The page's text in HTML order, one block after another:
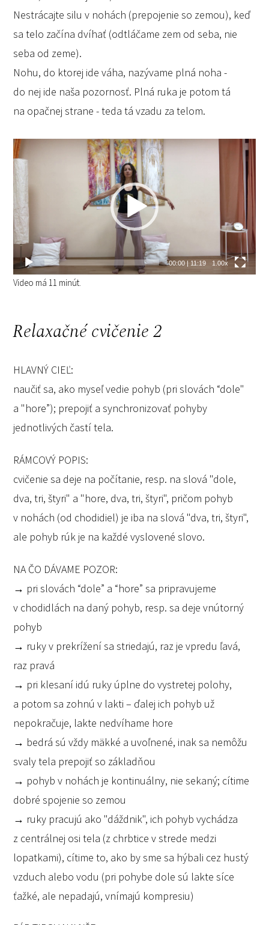
Nestrácajte silu v nohách (prepojenie so zemou), keď
sa telo začína dvíhať (odtláčame zem od seba, nie
seba od zeme).
Nohu, do ktorej ide váha, nazývame plná noha -
do nej ide naša pozornosť. Plná ruka je potom tá
na opačnej strane - teda tá vzadu za telom.
Video
prehrávač
00:00| 11:19 1.00x
Video má 11 minút.
Relaxačné cvičenie 2
HLAVNÝ CIEĽ:
naučiť sa, ako myseľ vedie pohyb (pri slovách “dole"
a "hore”); prepojiť a synchronizovať pohyby
jednotlivých častí tela.
RÁMCOVÝ POPIS:
cvičenie sa deje na počítanie, resp. na slová "dole,
dva, tri, štyri" a "hore, dva, tri, štyri", pričom pohyb
v nohách (od chodidiel) je iba na slová "dva, tri, štyri",
ale pohyb rúk je na každé vyslovené slovo.
NA ČO DÁVAME POZOR:
→ pri slovách “dole” a “hore” sa pripravujeme
v chodidlách na daný pohyb, resp. sa deje vnútorný
pohyb
→ ruky v prekrížení sa striedajú, raz je vpredu ľavá,
raz pravá
→ pri klesaní idú ruky úplne do vystretej polohy,
a potom sa zohnú v lakti – ďalej ich pohyb už
nepokračuje, lakte nedvíhame hore
→ bedrá sú vždy mäkké a uvoľnené, inak sa nemôžu
svaly tela prepojiť so základňou
→ pohyb v nohách je kontinuálny, nie sekaný; cítime
dobré spojenie so zemou
→ ruky pracujú ako "dáždnik", ich pohyb vychádza
z centrálnej osi tela (z chrbtice v strede medzi
lopatkami), cítime to, ako by sme sa hýbali cez hustý
vzduch alebo vodu (pri pohybe dole sú lakte síce
ťažké, ale nepadajú, vnímajú kompresiu)